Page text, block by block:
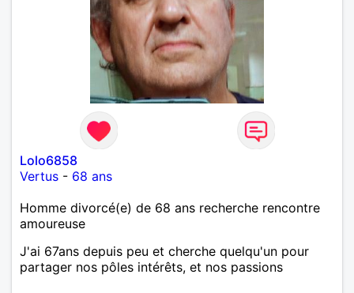
Lolo6858
Vertus - 68 ans
Homme divorcé(e) de 68 ans recherche rencontre
amoureuse
J'ai 67ans depuis peu et cherche quelqu'un pour
partager nos pôles intérêts, et nos passions